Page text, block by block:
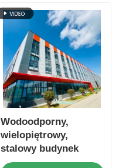
Wodoodporny,
wielopiętrowy,
stalowy budynek
przemysłowy na